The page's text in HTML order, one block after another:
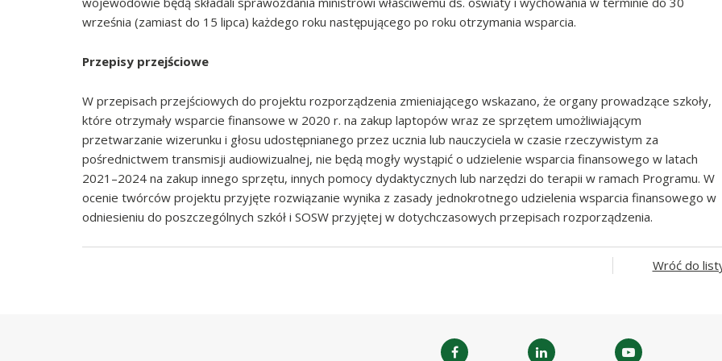
września (zamiast do 15 lipca) każdego roku następującego po roku otrzymania wsparcia.
Przepisy przejściowe
W przepisach przejściowych do projektu rozporządzenia zmieniającego wskazano, że organy prowadzące szkoły,
które otrzymały wsparcie finansowe w 2020 r. na zakup laptopów wraz ze sprzętem umożliwiającym
przetwarzanie wizerunku i głosu udostępnianego przez ucznia lub nauczyciela w czasie rzeczywistym za
pośrednictwem transmisji audiowizualnej, nie będą mogły wystąpić o udzielenie wsparcia finansowego w latach
2021–2024 na zakup innego sprzętu, innych pomocy dydaktycznych lub narzędzi do terapii w ramach Programu. W
ocenie twórców projektu przyjęte rozwiązanie wynika z zasady jednokrotnego udzielenia wsparcia finansowego w
odniesieniu do poszczególnych szkół i SOSW przyjętej w dotychczasowych przepisach rozporządzenia.
Wróć do